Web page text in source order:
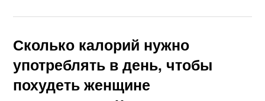
Сколько калорий нужно
употреблять в день, чтобы
похудеть женщине